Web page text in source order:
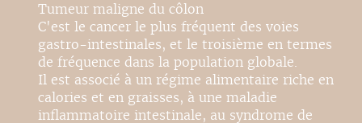
Tumeur maligne du côlon
C'est le cancer le plus fréquent des voies
gastro-intestinales, et le troisième en termes
de fréquence dans la population globale.
Il est associé à un régime alimentaire riche en
calories et en graisses, à une maladie
inflammatoire intestinale, au syndrome de